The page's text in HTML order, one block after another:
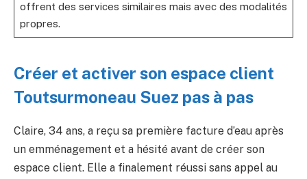
offrent des services similaires mais avec des modalités
propres.
Créer et activer son espace client
Toutsurmoneau Suez pas à pas
Claire, 34 ans, a reçu sa première facture d’eau après
un emménagement et a hésité avant de créer son
espace client. Elle a finalement réussi sans appel au